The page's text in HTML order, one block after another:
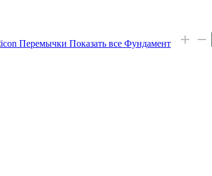
Перемычки Показать все Фундамент